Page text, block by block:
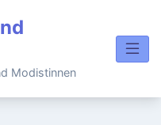
Modistinnen